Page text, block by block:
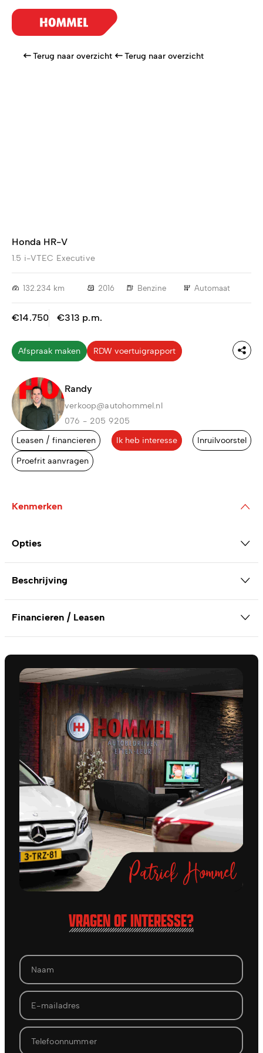
Terug naar overzicht Terug naar overzicht
Honda HR-V
1.5 i-VTEC Executive
132.234 km 2016 Benzine Automaat
€14.750 €313 p.m.
Afspraak maken RDW voertuigrapport
Leasen / financieren Ik heb interesse Inruilvoorstel
Proefrit aanvragen
Randy
verkoop@autohommel.nl
076 - 205 9205
Kenmerken
Opties
Beschrijving
Financieren / Leasen
VRAGEN OF INTERESSE?